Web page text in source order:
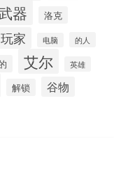
器 洛克
玩家 电脑 的人
艾尔 英雄
解锁 谷物